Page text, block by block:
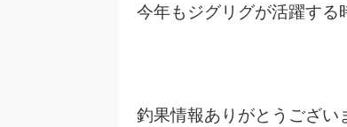
今年もジグリグが活躍する
釣果情報ありがとうござい